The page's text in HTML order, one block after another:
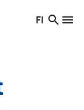
Vaihda
FI
Hae